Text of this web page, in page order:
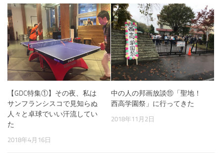
【GDC特集①】その夜、私は
サンフランシスコで見知らぬ
人々と卓球でいい汗流してい
た
2018年4月16日
中の人の邦画放談⑪「聖地！
西高学園祭」に行ってきた
2018年11月2日